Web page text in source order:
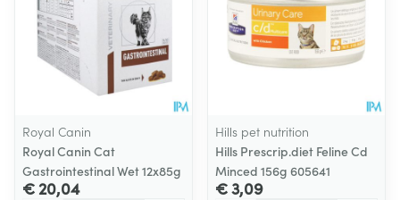
Royal Canin
Royal Canin Cat
Gastrointestinal Wet 12x85g
€ 20,04
Hills pet nutrition
Hills Prescrip.diet Feline Cd
Minced 156g 605641
€ 3,09